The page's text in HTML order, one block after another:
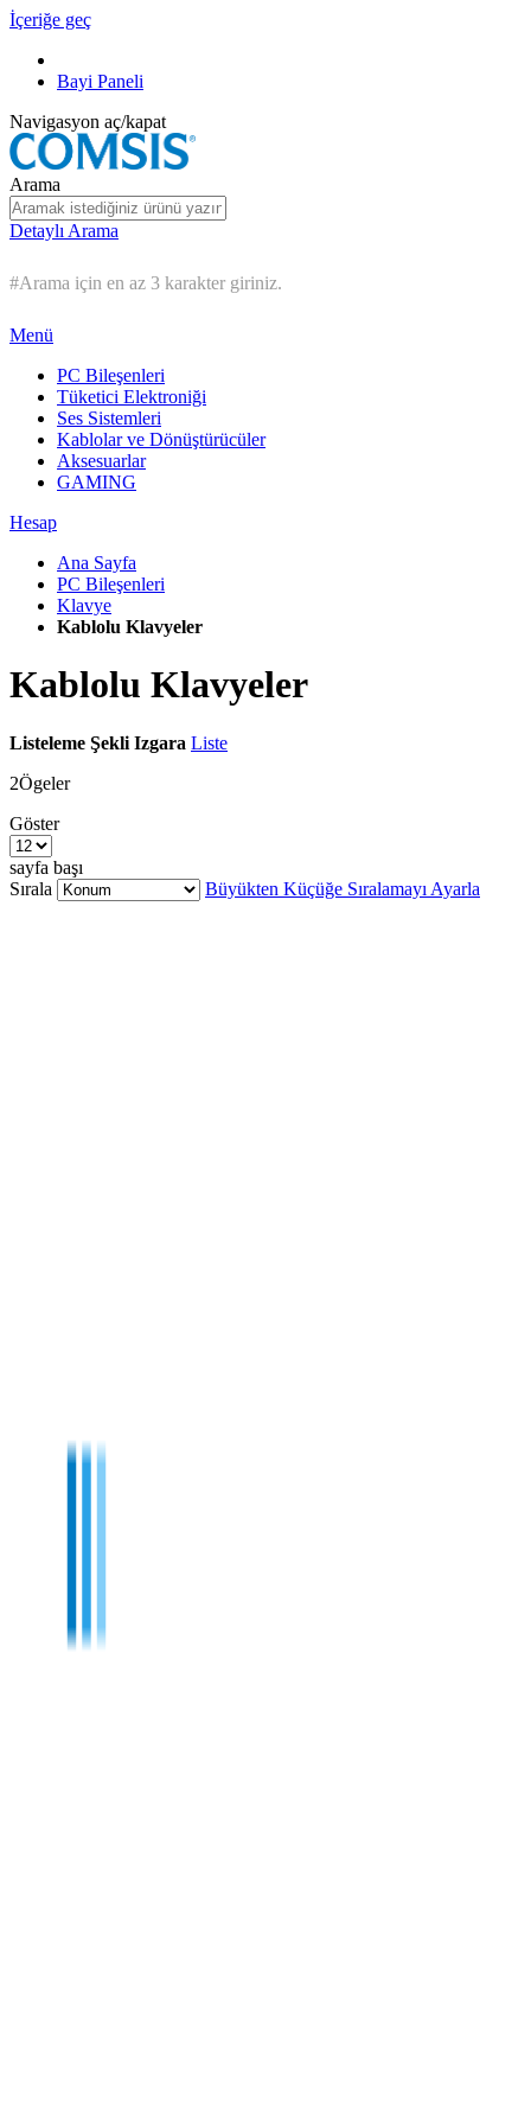
İçeriğe geç
Bayi Paneli
Navigasyon aç/kapat
Arama
Detaylı Arama
#Arama için en az 3 karakter giriniz.
Menü
PC Bileşenleri
Tüketici Elektroniği
Ses Sistemleri
Kablolar ve Dönüştürücüler
Aksesuarlar
GAMING
Hesap
Ana Sayfa
PC Bileşenleri
Klavye
Kablolu Klavyeler
Kablolu Klavyeler
Listeleme Şekli Izgara Liste
2Ögeler
Göster
sayfa başı
Sırala
Büyükten Küçüğe Sıralamayı Ayarla